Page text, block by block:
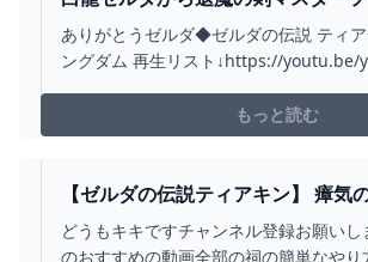
ろう!!大魔王ガノンドロフを倒す唯
アキン最速実況PART100【ゼルダ
ありがとうゼルダ◆ゼルダの伝説 ティ
ングダム 再生リスト↓https://youtu.be/
の伝説 ブレス オブ ザ ワイルド 再生リス
↓https://youtu.be/dtIA2...
もっと読む
【ゼルダの伝説ティアキン】 瘴気
をスクラビルドしてみた -
どうもキキですチャンネル登録お願いし
のおすすめの動画全部の祠の簡単なやり